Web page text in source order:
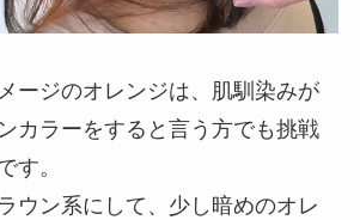
ージのオレンジは、肌馴染みが
カラーをすると言う方でも挑戦
す。
ウン系にして、少し暗めのオレ